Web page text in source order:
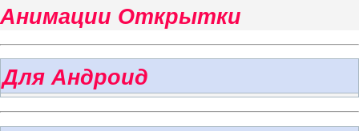
Анимации Открытки
Для Андроид